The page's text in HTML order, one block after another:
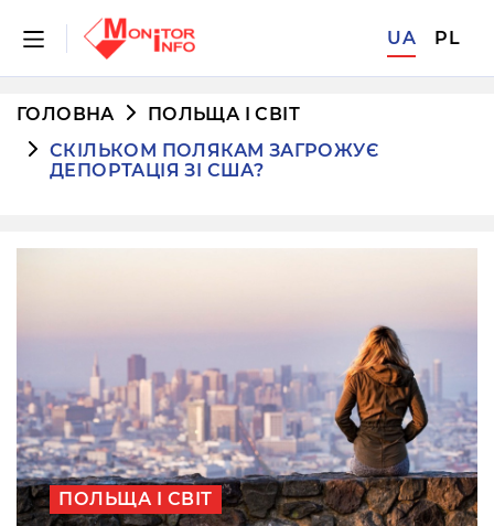
UA PL
ГОЛОВНА
ПОЛЬЩА І СВІТ
СКІЛЬКОМ ПОЛЯКАМ ЗАГРОЖУЄ
ДЕПОРТАЦІЯ ЗІ США?
ПОЛЬЩА І СВІТ